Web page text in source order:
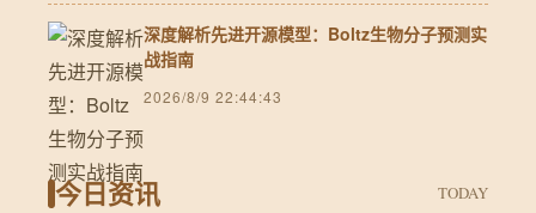
深度解析先进开源模型：Boltz生物分子预测实
战指南
2026/8/9 22:44:43
今日资讯 TODAY